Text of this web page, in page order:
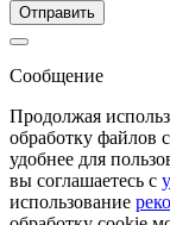
Отправить
Сообщение
Продолжая
обработку файлов
удобнее для
вы соглашаетесь с
использование